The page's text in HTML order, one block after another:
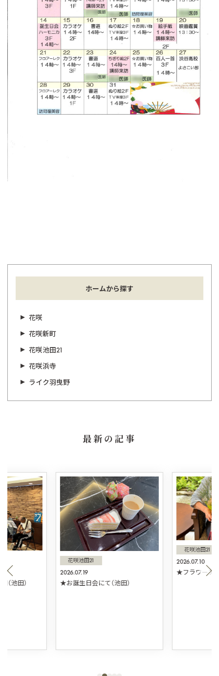
ホームから探す
花咲
花咲新町
花咲池田21
花咲浜寺
ライク羽曳野
最新の記事
池田）
2026.07.19
花咲池田21
★お誕生日会にて（池田）
2026.07.10
花咲池田21
★フラワーアレ